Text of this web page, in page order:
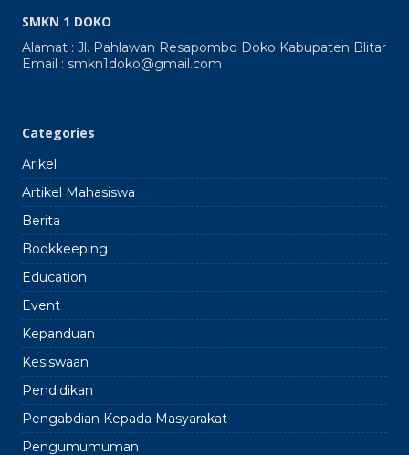
1
SMKN 1 DOKO
Alamat : Jl. Pahlawan Resapombo Doko Kabupaten Blitar
Email : smkn1doko@gmail.com
Categories
Arikel
Artikel Mahasiswa
Berita
Bookkeeping
Education
Event
Kepanduan
Kesiswaan
Pendidikan
Pengabdian Kepada Masyarakat
Pengumumuman